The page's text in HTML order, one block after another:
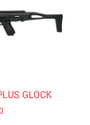
GLOCK